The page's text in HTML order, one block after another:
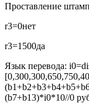
Проставление
r3=0нет
r3=1500да
Язык перевода:
(b7+b13)*i0*10//0